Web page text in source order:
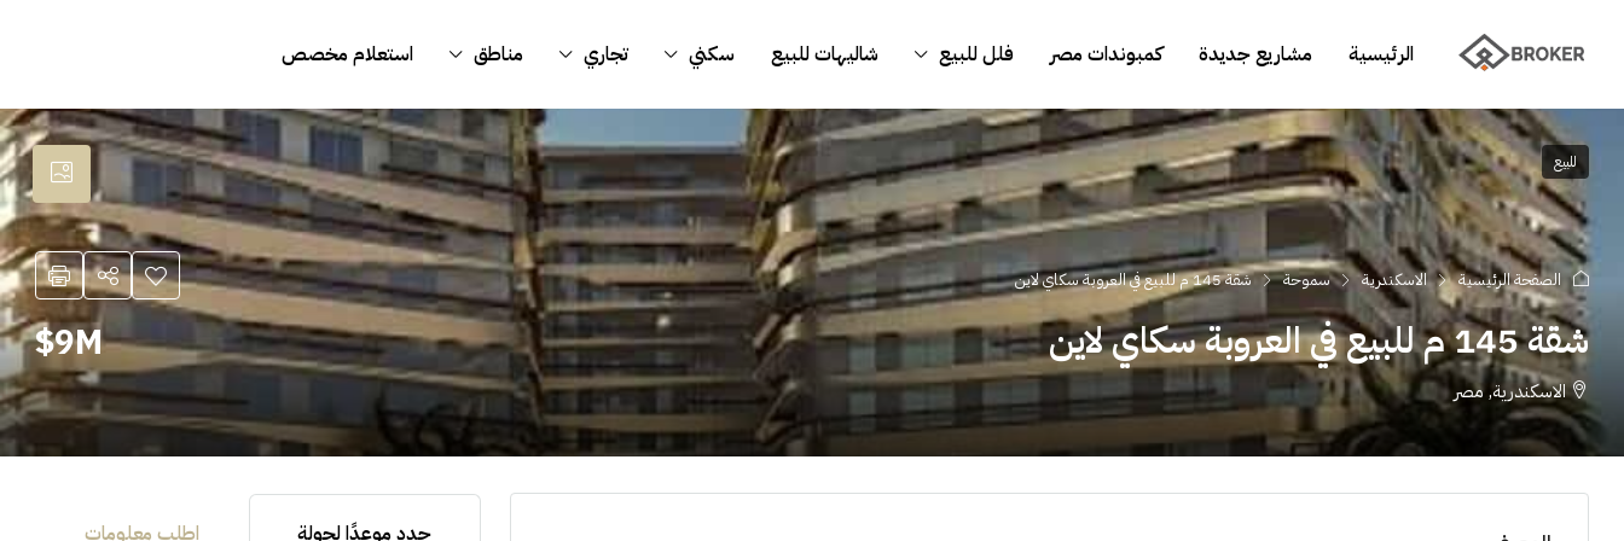
الرئيسية مشاريع جديدة كمبوندات مصر فلل للبيع شاليهات للبيع سكني تجاري مناطق استعلام مخصص
للبيع
الصفحة الرئيسية الاسكندرية سموحة شقة 145 م للبيع في العروبة سكاي لاين
شقة 145 م للبيع في العروبة سكاي لاين
الاسكندرية, مصر
9M$
حدد موعدًا لجولة اطلب معلومات